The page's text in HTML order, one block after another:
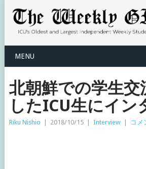
MENU
北朝鮮での学生交
したICU生にイン
Riku Nishio 2018/10/15 Interview コメ